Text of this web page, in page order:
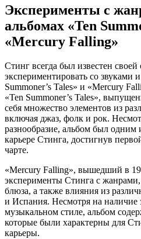
Эксперименты с
альбомах «Ten
«Mercury Falling»
Стинг всегда был известен
экспериментировать со звуками
Summoner’s Tales» и «Mercury
«Ten Summoner’s Tales»,
себя множество элементов из
включая джаз, фолк и рок.
разнообразие, альбом был
карьере Стинга, достигнув
чарте.
«Mercury Falling», вышедший в
эксперименты Стинга с
блюза, а также влияния из
и Испания. Несмотря на наличие
музыкальном стиле, альбом
которые были характерны для
карьеры.